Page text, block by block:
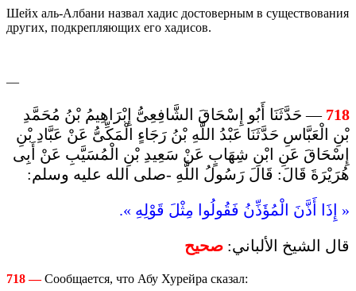
Шейх аль-Албани назвал хадис достоверным в существования
других, подкрепляющих его хадисов.
—
718 — حَدَّثَنَا أَبُو إِسْحَاقَ الشَّافِعِىُّ إِبْرَاهِيمُ بْنُ مُحَمَّدِ
بْنِ الْعَبَّاسِ حَدَّثَنَا عَبْدُ اللَّهِ بْنُ رَجَاءٍ الْمَكِّىُّ عَنْ عَبَّادِ بْنِ
إِسْحَاقَ عَنِ ابْنِ شِهَابٍ عَنْ سَعِيدِ بْنِ الْمُسَيَّبِ عَنْ أَبِى
هُرَيْرَةَ قَالَ: قَالَ رَسُولُ اللَّهِ -صلى الله عليه وسلم:
« إِذَا أَذَّنَ الْمُؤَذِّنُ فَقُولُوا مِثْلَ قَوْلِهِ ».
قال الشيخ الألباني: صحيح
718 —Сообщается, что Абу Хурейра сказал: